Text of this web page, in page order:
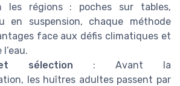
les régions : poches sur tables,
en suspension, chaque méthode
face aux défis climatiques et
sélection : Avant la
les huîtres adultes passent par